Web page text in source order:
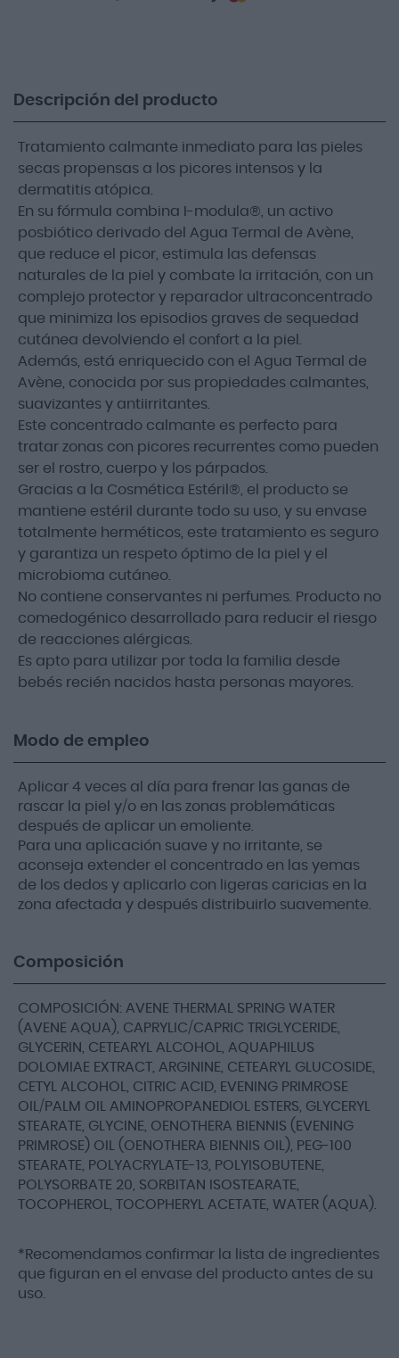
Descripción del producto
Tratamiento calmante inmediato para las pieles
secas propensas a los picores intensos y la
dermatitis atópica.
En su fórmula combina I-modula®, un activo
posbiótico derivado del Agua Termal de Avène,
que reduce el picor, estimula las defensas
naturales de la piel y combate la irritación, con un
complejo protector y reparador ultraconcentrado
que minimiza los episodios graves de sequedad
cutánea devolviendo el confort a la piel.
Además, está enriquecido con el Agua Termal de
Avène, conocida por sus propiedades calmantes,
suavizantes y antiirritantes.
Este concentrado calmante es perfecto para
tratar zonas con picores recurrentes como pueden
ser el rostro, cuerpo y los párpados.
Gracias a la Cosmética Estéril®, el producto se
mantiene estéril durante todo su uso, y su envase
totalmente herméticos, este tratamiento es seguro
y garantiza un respeto óptimo de la piel y el
microbioma cutáneo.
No contiene conservantes ni perfumes. Producto no
comedogénico desarrollado para reducir el riesgo
de reacciones alérgicas.
Es apto para utilizar por toda la familia desde
bebés recién nacidos hasta personas mayores.
Modo de empleo
Aplicar 4 veces al día para frenar las ganas de
rascar la piel y/o en las zonas problemáticas
después de aplicar un emoliente.
Para una aplicación suave y no irritante, se
aconseja extender el concentrado en las yemas
de los dedos y aplicarlo con ligeras caricias en la
zona afectada y después distribuirlo suavemente.
Composición
COMPOSICIÓN: AVENE THERMAL SPRING WATER
(AVENE AQUA), CAPRYLIC/CAPRIC TRIGLYCERIDE,
GLYCERIN, CETEARYL ALCOHOL, AQUAPHILUS
DOLOMIAE EXTRACT, ARGININE, CETEARYL GLUCOSIDE,
CETYL ALCOHOL, CITRIC ACID, EVENING PRIMROSE
OIL/PALM OIL AMINOPROPANEDIOL ESTERS, GLYCERYL
STEARATE, GLYCINE, OENOTHERA BIENNIS (EVENING
PRIMROSE) OIL (OENOTHERA BIENNIS OIL), PEG-100
STEARATE, POLYACRYLATE-13, POLYISOBUTENE,
POLYSORBATE 20, SORBITAN ISOSTEARATE,
TOCOPHEROL, TOCOPHERYL ACETATE, WATER (AQUA).
*Recomendamos confirmar la lista de ingredientes
que figuran en el envase del producto antes de su
uso.